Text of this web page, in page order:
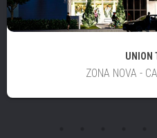
UNION
ZONA NOVA -